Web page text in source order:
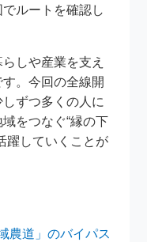
ルートを確認し
しや産業を支え
。今回の全線開
ずつ多くの人に
をつなぐ“縁の下
躍していくことが
農道」のバイパス